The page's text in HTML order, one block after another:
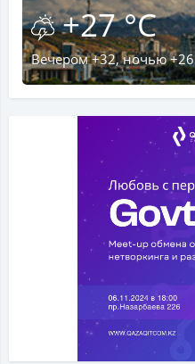
+27 °C
Вечером +32, ночью +26